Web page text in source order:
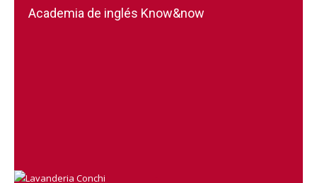
Academia de inglés Know&now